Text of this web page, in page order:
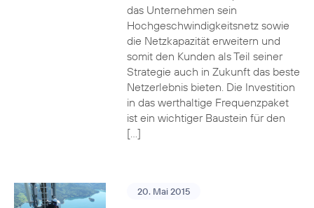
das Unternehmen sein
Hochgeschwindigkeitsnetz sowie
die Netzkapazität erweitern und
somit den Kunden als Teil seiner
Strategie auch in Zukunft das beste
Netzerlebnis bieten. Die Investition
in das werthaltige Frequenzpaket
ist ein wichtiger Baustein für den
[…]
20. Mai 2015